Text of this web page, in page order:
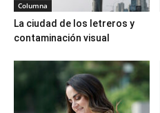
Columna
La ciudad de los letreros y
contaminación visual